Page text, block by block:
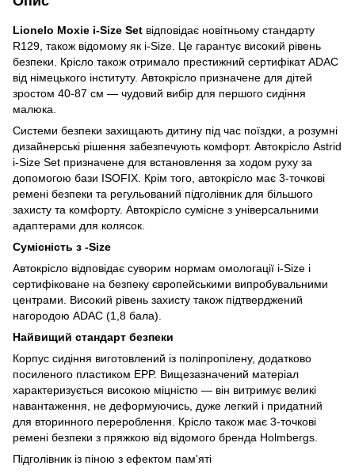
Lionelo Moxie i-Size Set відповідає новітньому стандарту
R129, також відомому як i-Size. Це гарантує високий рівень
безпеки. Крісло також отримало престижний сертифікат ADAC
від німецького інституту. Автокрісло призначене для дітей
зростом 40-87 см — чудовий вибір для першого сидіння
малюка.
Системи безпеки захищають дитину під час поїздки, а розумні
дизайнерські рішення забезпечують комфорт. Автокрісло Astrid
i-Size Set призначене для встановлення за ходом руху за
допомогою бази ISOFIX. Крім того, автокрісло має 3-точкові
ремені безпеки та регульований підголівник для більшого
захисту та комфорту. Автокрісло сумісне з універсальними
адаптерами для колясок.
Сумісність з -Size
Автокрісло відповідає суворим нормам омологації i-Size і
сертифіковане на безпеку європейськими випробувальними
центрами. Високий рівень захисту також підтверджений
нагородою ADAC (1,8 бала).
Найвищий стандарт безпеки
Корпус сидіння виготовлений із поліпропілену, додатково
посиленого пластиком EPP. Вищезазначений матеріал
характеризується високою міцністю — він витримує великі
навантаження, не деформуючись, дуже легкий і придатний
для вторинного перероблення. Крісло також має 3-точкові
ремені безпеки з пряжкою від відомого бренда Holmbergs.
Підголівник із піною з ефектом пам'яті